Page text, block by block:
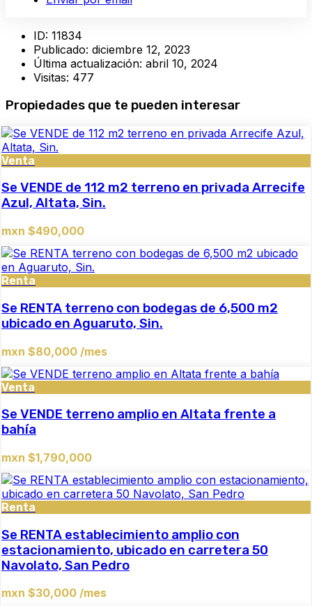
ID: 11834
Publicado: diciembre 12, 2023
Última actualización: abril 10, 2024
Visitas: 477
Propiedades que te pueden interesar
Venta
Se VENDE de 112 m2 terreno en privada Arrecife
Azul, Altata, Sin.
mxn $490,000
Renta
Se RENTA terreno con bodegas de 6,500 m2
ubicado en Aguaruto, Sin.
mxn $80,000 /mes
Venta
Se VENDE terreno amplio en Altata frente a
bahía
mxn $1,790,000
Renta
Se RENTA establecimiento amplio con
estacionamiento, ubicado en carretera 50
Navolato, San Pedro
mxn $30,000 /mes